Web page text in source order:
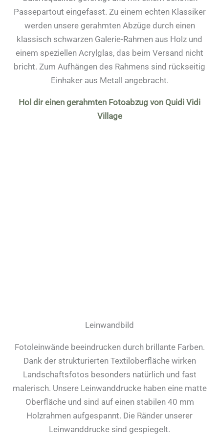
Passepartout eingefasst. Zu einem echten Klassiker
werden unsere gerahmten Abzüge durch einen
klassisch schwarzen Galerie-Rahmen aus Holz und
einem speziellen Acrylglas, das beim Versand nicht
bricht. Zum Aufhängen des Rahmens sind rückseitig
Einhaker aus Metall angebracht.
Hol dir einen gerahmten Fotoabzug von Quidi Vidi
Village
Leinwandbild
Fotoleinwände beeindrucken durch brillante Farben.
Dank der strukturierten Textiloberfläche wirken
Landschaftsfotos besonders natürlich und fast
malerisch. Unsere Leinwanddrucke haben eine matte
Oberfläche und sind auf einen stabilen 40 mm
Holzrahmen aufgespannt. Die Ränder unserer
Leinwanddrucke sind gespiegelt.